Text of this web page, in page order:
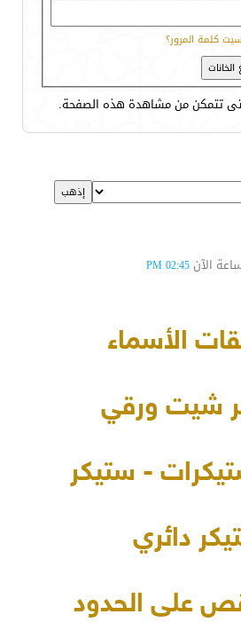
كلمة المرور؟
تتمكن من مشاهدة هذه الصفحة.
الآن 02:45 PM
الأسماء
شيت ورقي
- ستيكر
دائري
على الحدود